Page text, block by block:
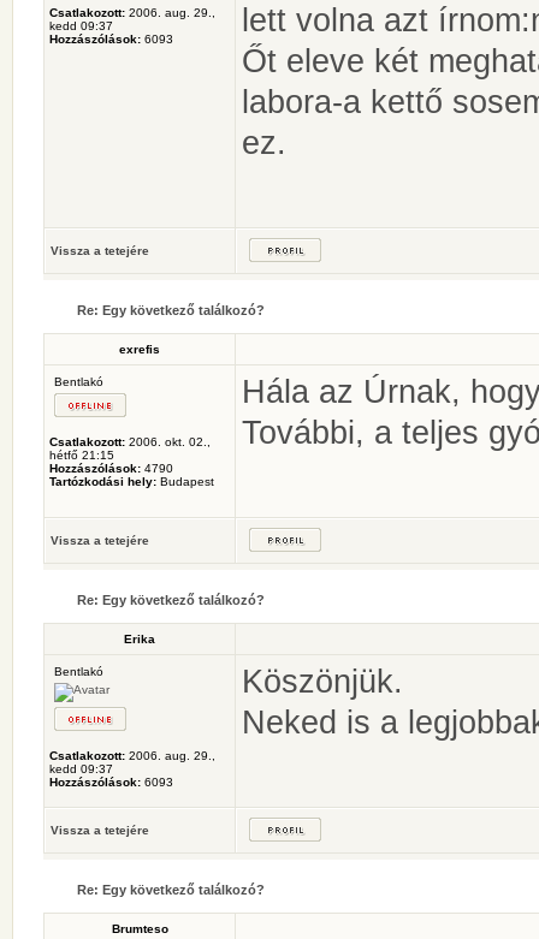
Csatlakozott: 2006. aug. 29.,
kedd 09:37
Hozzászólások: 6093
lett volna azt
Őt eleve két
labora-a kettő
ez.
Vissza a tetejére
Re: Egy következő találkozó?
exrefis
Bentlakó
Csatlakozott: 2006. okt. 02.,
hétfő 21:15
Hozzászólások: 4790
Tartózkodási hely: Budapest
Hála az Úrnak,
További, a teljes
Vissza a tetejére
Re: Egy következő találkozó?
Erika
Bentlakó
Csatlakozott: 2006. aug. 29.,
kedd 09:37
Hozzászólások: 6093
Köszönjük.
Neked is a
Vissza a tetejére
Re: Egy következő találkozó?
Brumteso